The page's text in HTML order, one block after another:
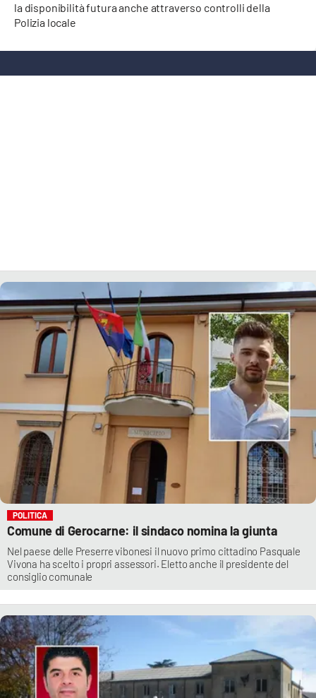
LACTV.IT
LACONAIR.IT
ANDROID
APPLE
la disponibilità futura anche attraverso controlli della
Polizia locale
POLITICA
Comune di Gerocarne: il sindaco nomina la giunta
Nel paese delle Preserre vibonesi il nuovo primo cittadino Pasquale
Vivona ha scelto i propri assessori. Eletto anche il presidente del
consiglio comunale